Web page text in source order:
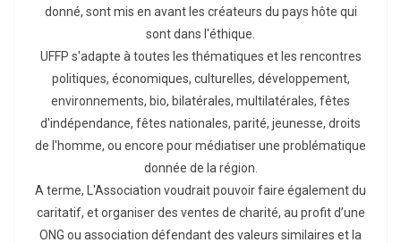
donné, sont mis en avant les créateurs du pays hôte qui
sont dans l'éthique.
UFFP s'adapte à toutes les thématiques et les rencontres
politiques, économiques, culturelles, développement,
environnements, bio, bilatérales, multilatérales, fêtes
d'indépendance, fêtes nationales, parité, jeunesse, droits
de l'homme, ou encore pour médiatiser une problématique
donnée de la région.
A terme, L'Association voudrait pouvoir faire également du
caritatif, et organiser des ventes de charité, au profit d’une
ONG ou association défendant des valeurs similaires et la